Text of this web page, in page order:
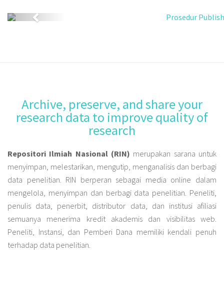
Previous
Archive, preserve, and share your
research data to improve quality of
research
Repositori Ilmiah Nasional (RIN) merupakan sarana untuk
menyimpan, melestarikan, mengutip, menganalisis dan berbagi
data penelitian. RIN berperan sebagai media online dalam
mengelola, menyimpan dan berbagi data penelitian. Peneliti,
penulis data, penerbit, distributor data, dan institusi afiliasi
semuanya menerima kredit akademis dan visibilitas web.
Peneliti, Instansi, dan Pemberi Dana memiliki kendali penuh
terhadap data penelitian.